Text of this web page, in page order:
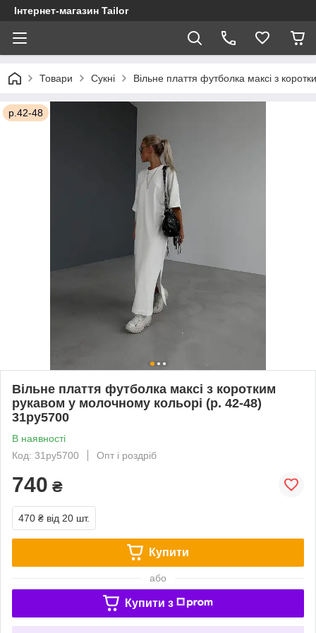
Інтернет-магазин Tailor
Товари Сукні Вільне плаття футболка максі з
р.42-48
Вільне плаття футболка максі з коротким
рукавом у молочному кольорі (р. 42-48)
31py5700
В наявності
Код: 31py5700
Опт і роздріб
740 ₴
470 ₴ від 20 шт.
Купити
або
Купити з